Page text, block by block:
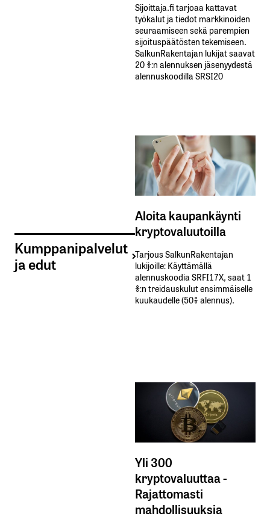
Kumppanipalvelut
ja edut
Sijoittaja.fi tarjoaa kattavat
työkalut ja tiedot markkinoiden
seuraamiseen sekä parempien
sijoituspäätösten tekemiseen.
SalkunRakentajan lukijat saavat
20 %:n alennuksen jäsenyydestä
alennuskoodilla SRSI20
Aloita kaupankäynti
kryptovaluutoilla
Tarjous SalkunRakentajan
lukijoille: Käyttämällä​ ​
alennuskoodia​ ​SRFI17X,​ ​saat​ ​1
%:n treidauskulut​ ​ensimmäiselle​ ​
kuukaudelle​ ​(50%​ ​alennus).
Yli 300
kryptovaluuttaa -
Rajattomasti
mahdollisuuksia